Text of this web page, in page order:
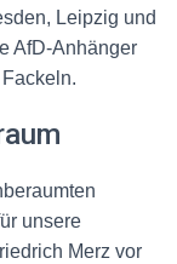
Leipzig und
AfD-Anhänger
unsere
Merz vor